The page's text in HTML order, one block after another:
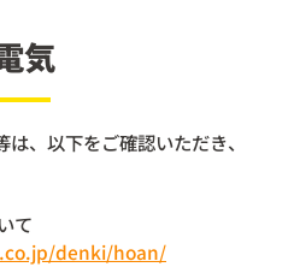
気
、以下をご確認いただき、
て
denki/hoan/